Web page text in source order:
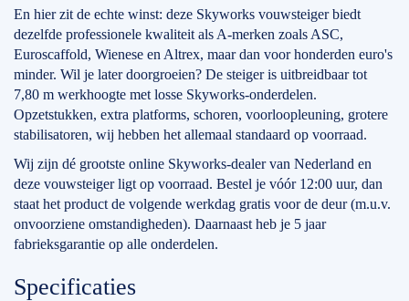
En hier zit de echte winst: deze Skyworks vouwsteiger biedt
dezelfde professionele kwaliteit als A-merken zoals ASC,
Euroscaffold, Wienese en Altrex, maar dan voor honderden euro's
minder. Wil je later doorgroeien? De steiger is uitbreidbaar tot
7,80 m werkhoogte met losse Skyworks-onderdelen.
Opzetstukken, extra platforms, schoren, voorloopleuning, grotere
stabilisatoren, wij hebben het allemaal standaard op voorraad.
Wij zijn dé grootste online Skyworks-dealer van Nederland en
deze vouwsteiger ligt op voorraad. Bestel je vóór 12:00 uur, dan
staat het product de volgende werkdag gratis voor de deur (m.u.v.
onvoorziene omstandigheden). Daarnaast heb je 5 jaar
fabrieksgarantie op alle onderdelen.
Specificaties